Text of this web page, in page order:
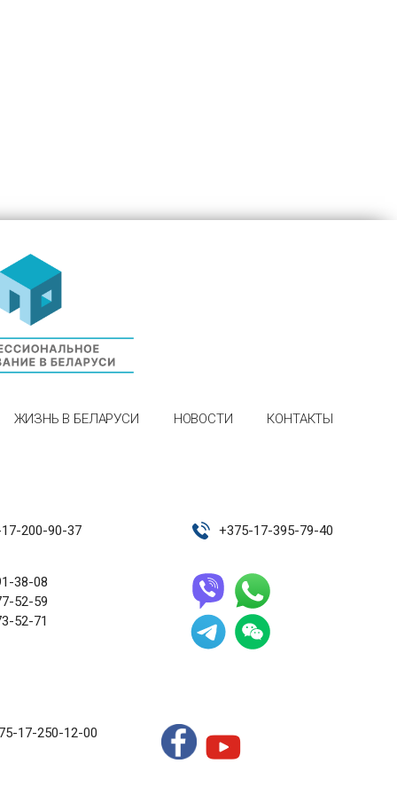
ЖИЗНЬ В БЕЛАРУСИ НОВОСТИ КОНТАКТЫ
200-90-37 +375-17-395-79-40
38-08
52-59
52-71
17-250-12-00